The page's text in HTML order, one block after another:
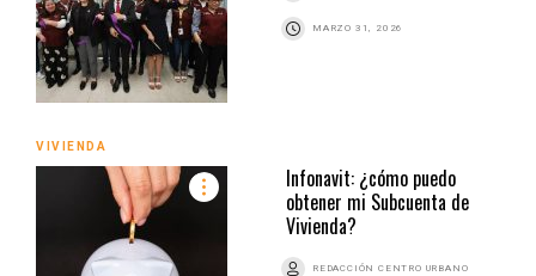
MARZO 31, 2026
VIVIENDA
Infonavit: ¿cómo puedo
obtener mi Subcuenta de
Vivienda?
REDACCIÓN CENTRO URBANO